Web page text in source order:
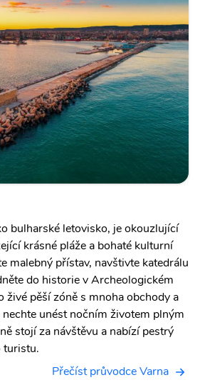
bulharské letovisko, je okouzlující
krásné pláže a bohaté kulturní
malebný přístav, navštivte katedrálu
do historie v Archeologickém
živé pěší zóně s mnoha obchody a
nechte unést nočním životem plným
stojí za návštěvu a nabízí pestrý
turistu.
Přečíst průvodce Varna